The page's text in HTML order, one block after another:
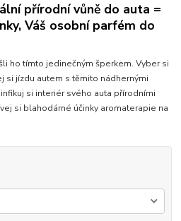
přírodní vůně do auta =
Váš osobní parfém do
ho tímto jedinečným šperkem. Vyber si
si jízdu autem s těmito nádhernými
si interiér svého auta přírodními
si blahodárné účinky aromaterapie na